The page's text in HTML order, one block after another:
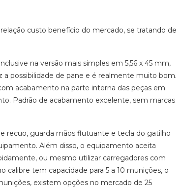
custo benefício do mercado, se tratando de
na versão mais simples em 5,56 x 45 mm,
possibilidade de pane e é realmente muito bom.
acabamento na parte interna das peças em
Padrão de acabamento excelente, sem marcas
recuo, guarda mãos flutuante e tecla do gatilho
Além disso, o equipamento aceita
ou mesmo utilizar carregadores com
tem capacidade para 5 a 10 munições, o
existem opções no mercado de 25